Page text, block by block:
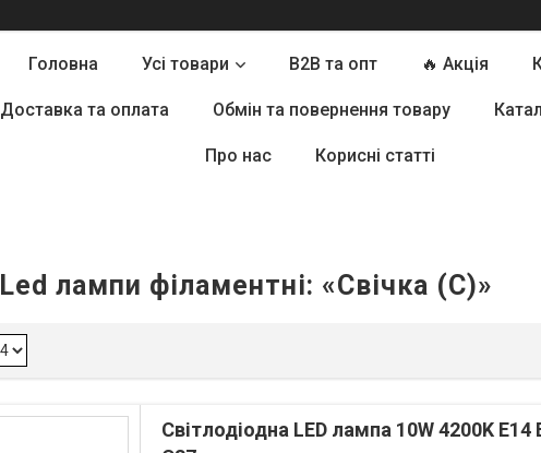
Головна Усі товари B2B та опт 🔥 Акція
Доставка та оплата Обмін та повернення товару
Про нас Корисні статті
Led лампи філаментні: «Свічка (С)»
Світлодіодна LED лампа 10W 4200K